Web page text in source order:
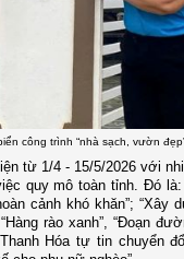
công trình “nhà sạch, vườn
từ 1/4 - 15/5/2026 với
quy mô toàn tỉnh. Đó
cảnh khó khăn”; “Xây
rào xanh”, “Đoạn
Hóa tự tin chuyển